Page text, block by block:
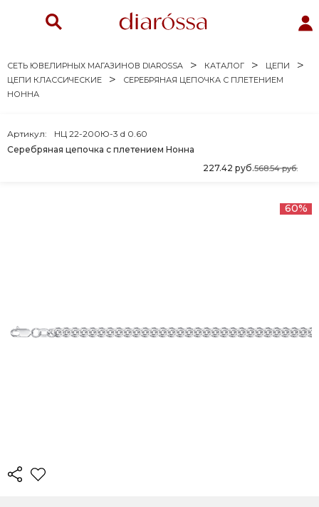
СЕТЬ ЮВЕЛИРНЫХ МАГАЗИНОВ DIAROSSA КАТАЛОГ
ЦЕПИ
ЦЕПИ КЛАССИЧЕСКИЕ
СЕРЕБРЯНАЯ ЦЕПОЧКА С ПЛЕТЕНИЕМ
НОННА
Серебряная цепочка с плетением Нонна
Артикул: НЦ 22-200Ю-3 d 0.60
568.54 руб.
227.42 руб.
60%